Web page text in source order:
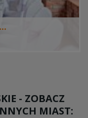
- ZOBACZ
MIAST: